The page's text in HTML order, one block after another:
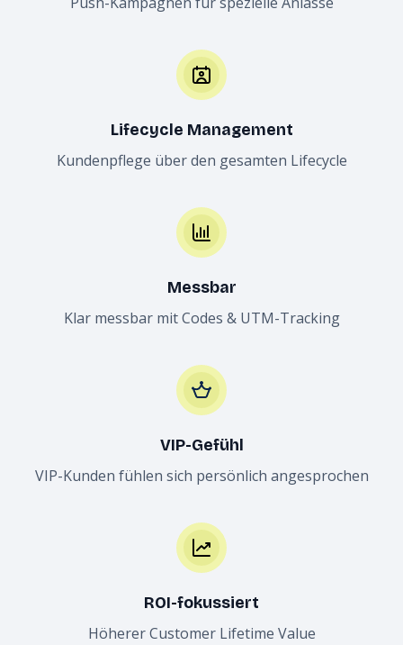
Lifecycle Management
Kundenpflege über den gesamten Lifecycle
Messbar
Klar messbar mit Codes & UTM-Tracking
VIP-Gefühl
VIP-Kunden fühlen sich persönlich angesprochen
ROI-fokussiert
Höherer Customer Lifetime Value